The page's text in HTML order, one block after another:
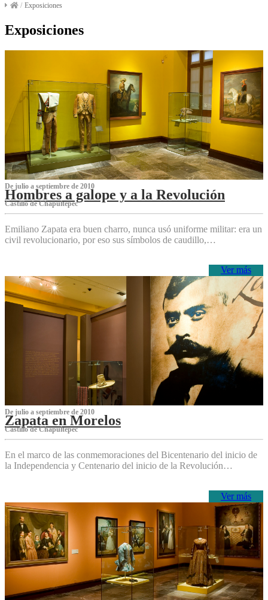
/ Exposiciones
Exposiciones
De julio a septiembre de 2010
Hombres a galope y a la Revolución
Castillo de Chapultepec
Emiliano Zapata era buen charro, nunca usó uniforme militar: era un
civil revolucionario, por eso sus símbolos de caudillo,…
Ver más
De julio a septiembre de 2010
Zapata en Morelos
Castillo de Chapultepec
En el marco de las conmemoraciones del Bicentenario del inicio de
la Independencia y Centenario del inicio de la Revolución…
Ver más